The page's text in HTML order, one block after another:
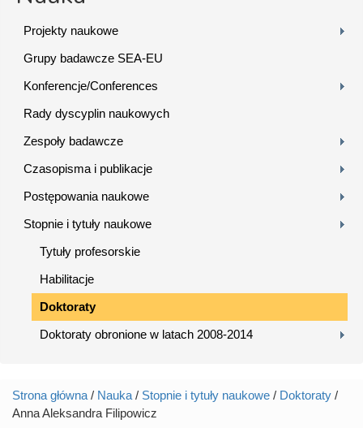
Projekty naukowe
Grupy badawcze SEA-EU
Konferencje/Conferences
Rady dyscyplin naukowych
Zespoły badawcze
Czasopisma i publikacje
Postępowania naukowe
Stopnie i tytuły naukowe
Tytuły profesorskie
Habilitacje
Doktoraty
Doktoraty obronione w latach 2008-2014
Jesteś tutaj
Strona główna / Nauka / Stopnie i tytuły naukowe / Doktoraty /
Anna Aleksandra Filipowicz